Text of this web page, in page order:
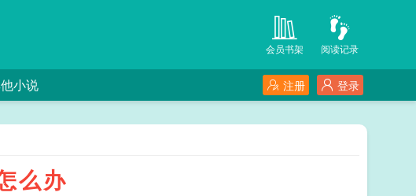
阅读记录
会员书架
小说 登录
注册
么办